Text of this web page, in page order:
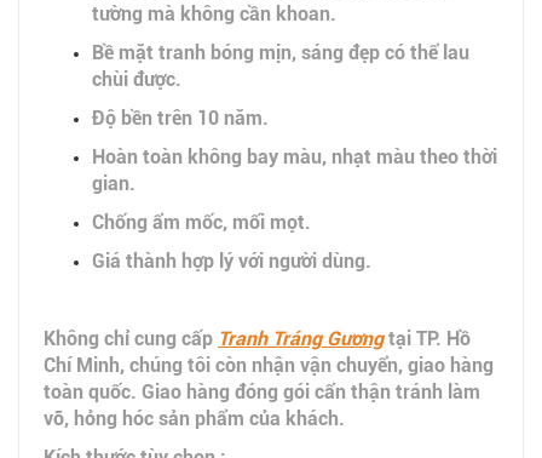
tường mà không cần khoan.
Bề mặt tranh bóng mịn, sáng đẹp có thể lau
chùi được.
Độ bền trên 10 năm.
Hoàn toàn không bay màu, nhạt màu theo thời
gian.
Chống ẩm mốc, mối mọt.
Giá thành hợp lý với người dùng.
Không chỉ cung cấp Tranh Tráng Gương tại TP. Hồ
Chí Minh, chúng tôi còn nhận vận chuyển, giao hàng
toàn quốc. Giao hàng đóng gói cẩn thận tránh làm
vỡ, hỏng hóc sản phẩm của khách.